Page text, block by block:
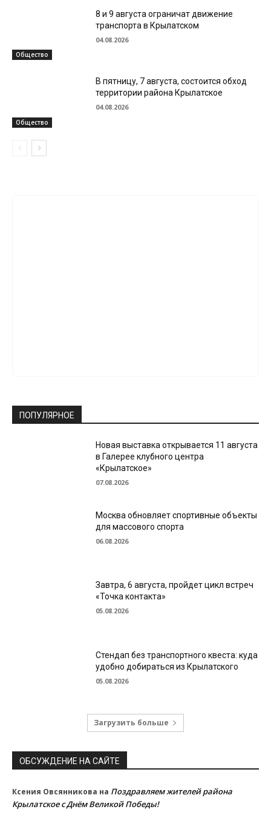
Общество
8 и 9 августа ограничат движение
транспорта в Крылатском
04.08.2026
Общество
В пятницу, 7 августа, состоится обход
территории района Крылатское
04.08.2026
ПОПУЛЯРНОЕ
Новая выставка открывается 11 августа
в Галерее клубного центра
«Крылатское»
07.08.2026
Москва обновляет спортивные объекты
для массового спорта
06.08.2026
Завтра, 6 августа, пройдет цикл встреч
«Точка контакта»
05.08.2026
Стендап без транспортного квеста: куда
удобно добираться из Крылатского
05.08.2026
Загрузить больше
ОБСУЖДЕНИЕ НА САЙТЕ
Ксения Овсянникова на Поздравляем жителей района
Крылатское с Днём Великой Победы!